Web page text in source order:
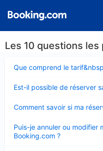
Les 10 questions
Que comprend le
fermé
Est-il possible de réserver
fermé
Comment savoir si ma
fermé
Puis-je annuler ou modifier
Booking.com ?
fermé